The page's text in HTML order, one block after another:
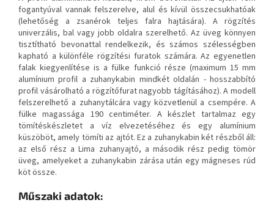
fogantyúval vannak felszerelve, alul és kívül összecsukhatóak
(lehetőség a zsanérok teljes falra hajtására). A rögzítés
univerzális, bal vagy jobb oldalra szerelhető. Az üveg könnyen
tisztítható bevonattal rendelkezik, és számos szélességben
kapható a különféle rögzítési furatok számára. Az egyenetlen
falak kiegyenlítése is a fülke funkció része (maximum 15 mm
alumínium profil a zuhanykabin mindkét oldalán - hosszabbító
profil vásárolható a rögzítőfurat nagyobb tágításához). A modell
felszerelhető a zuhanytálcára vagy közvetlenül a csempére. A
fülke magassága 190 centiméter. A készlet tartalmaz egy
tömítéskészletet a víz elvezetéséhez és egy alumínium
küszöböt, amely tömíti az ajtót. Ez a zuhanykabin két részből áll:
az első rész a Lima zuhanyajtó, a második rész pedig tömör
üveg, amelyeket a zuhanykabin zárása után egy mágneses rúd
köt össze.
Műszaki adatok: